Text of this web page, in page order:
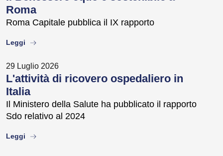
Roma
Roma Capitale pubblica il IX rapporto
Leggi about
29 Luglio 2026
L'attività di ricovero ospedaliero in
Italia
Il Ministero della Salute ha pubblicato il rapporto
Sdo relativo al 2024
Leggi about